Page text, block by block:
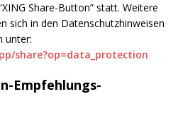
Share-Button” statt. Weitere
sich in den Datenschutzhinweisen
unter:
share?op=data_protection
Empfehlungs-